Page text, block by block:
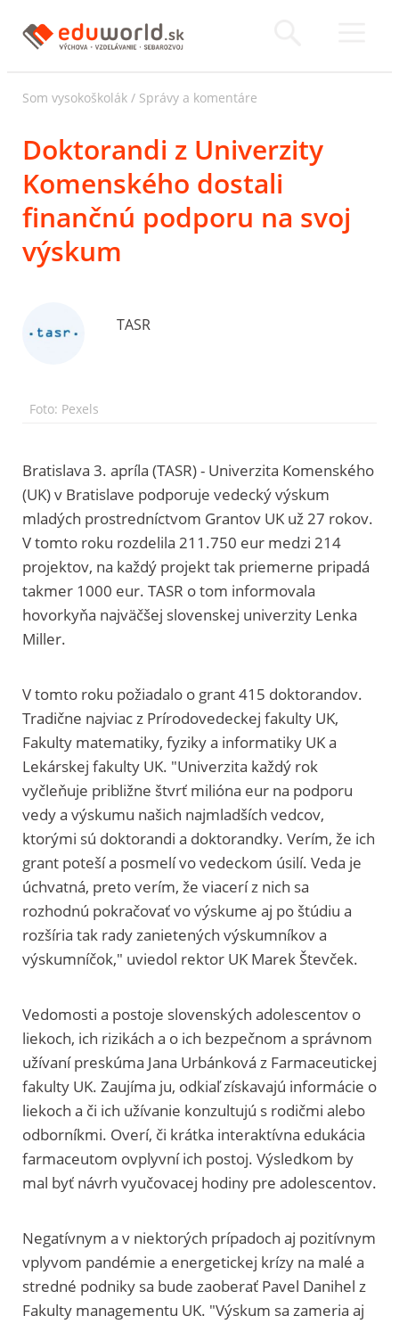
Som vysokoškolák / Správy a komentáre
Doktorandi z Univerzity
Komenského dostali
finančnú podporu na svoj
výskum
TASR
Foto: Pexels
Bratislava 3. apríla (TASR) - Univerzita Komenského
(UK) v Bratislave podporuje vedecký výskum
mladých prostredníctvom Grantov UK už 27 rokov.
V tomto roku rozdelila 211.750 eur medzi 214
projektov, na každý projekt tak priemerne pripadá
takmer 1000 eur. TASR o tom informovala
hovorkyňa najväčšej slovenskej univerzity Lenka
Miller.
V tomto roku požiadalo o grant 415 doktorandov.
Tradične najviac z Prírodovedeckej fakulty UK,
Fakulty matematiky, fyziky a informatiky UK a
Lekárskej fakulty UK. "Univerzita každý rok
vyčleňuje približne štvrť milióna eur na podporu
vedy a výskumu našich najmladších vedcov,
ktorými sú doktorandi a doktorandky. Verím, že ich
grant poteší a posmelí vo vedeckom úsilí. Veda je
úchvatná, preto verím, že viacerí z nich sa
rozhodnú pokračovať vo výskume aj po štúdiu a
rozšíria tak rady zanietených výskumníkov a
výskumníčok," uviedol rektor UK Marek Števček.
Vedomosti a postoje slovenských adolescentov o
liekoch, ich rizikách a o ich bezpečnom a správnom
užívaní preskúma Jana Urbánková z Farmaceutickej
fakulty UK. Zaujíma ju, odkiaľ získavajú informácie o
liekoch a či ich užívanie konzultujú s rodičmi alebo
odborníkmi. Overí, či krátka interaktívna edukácia
farmaceutom ovplyvní ich postoj. Výsledkom by
mal byť návrh vyučovacej hodiny pre adolescentov.
Negatívnym a v niektorých prípadoch aj pozitívnym
vplyvom pandémie a energetickej krízy na malé a
stredné podniky sa bude zaoberať Pavel Danihel z
Fakulty managementu UK. "Výskum sa zameria aj